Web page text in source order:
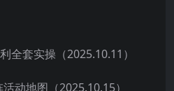
全套实操（2025.10.11）
动地图（2025.10.15）